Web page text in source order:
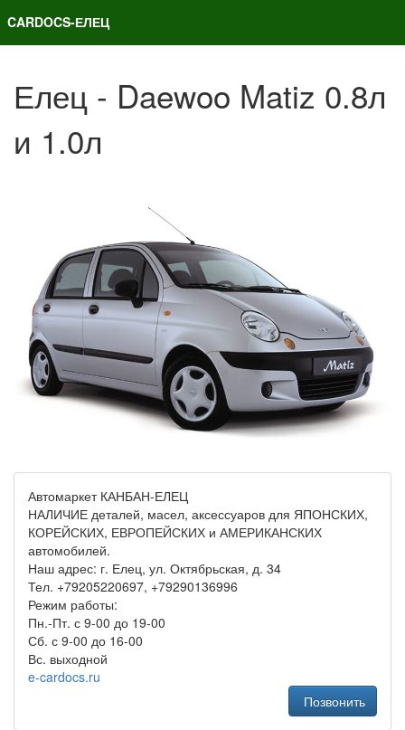
CARDOCS-ЕЛЕЦ
Елец - Daewoo Matiz 0.8л
и 1.0л
Автомаркет КАНБАН-ЕЛЕЦ
НАЛИЧИЕ деталей, масел, аксессуаров для ЯПОНСКИХ,
КОРЕЙСКИХ, ЕВРОПЕЙСКИХ и АМЕРИКАНСКИХ
автомобилей.
Наш адрес: г. Елец, ул. Октябрьская, д. 34
Тел. +79205220697, +79290136996
Режим работы:
Пн.-Пт. с 9-00 до 19-00
Сб. с 9-00 до 16-00
Вс. выходной
e-cardocs.ru
Позвонить